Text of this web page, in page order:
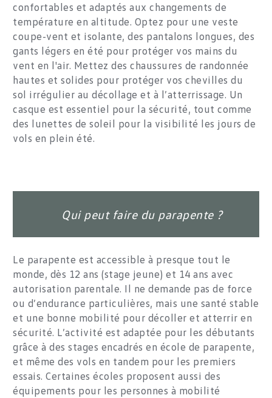
confortables et adaptés aux changements de
température en altitude. Optez pour une veste
coupe-vent et isolante, des pantalons longues, des
gants légers en été pour protéger vos mains du
vent en l'air. Mettez des chaussures de randonnée
hautes et solides pour protéger vos chevilles du
sol irrégulier au décollage et à l’atterrissage. Un
casque est essentiel pour la sécurité, tout comme
des lunettes de soleil pour la visibilité les jours de
vols en plein été.
Qui peut faire du parapente ?
Le parapente est accessible à presque tout le
monde, dès 12 ans (stage jeune) et 14 ans avec
autorisation parentale. Il ne demande pas de force
ou d’endurance particulières, mais une santé stable
et une bonne mobilité pour décoller et atterrir en
sécurité. L’activité est adaptée pour les débutants
grâce à des stages encadrés en école de parapente,
et même des vols en tandem pour les premiers
essais. Certaines écoles proposent aussi des
équipements pour les personnes à mobilité